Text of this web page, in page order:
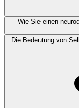
Wie Sie einen
Die Bedeutung von